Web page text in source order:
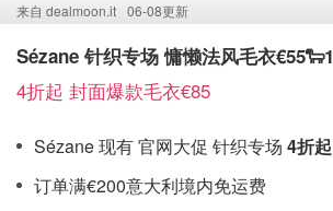
来自 dealmoon.it 06-08更新
Sézane 针织专场 慵懒法风毛衣
4折起 封面爆款毛衣€85
Sézane 现有 官网大促 针织专场 4折起
订单满€200意大利境内免运费